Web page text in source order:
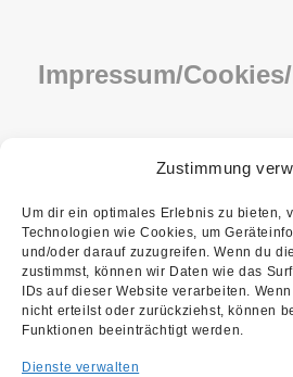
Zustimmung
Um dir ein optimales Erlebnis zu bieten,
Technologien wie Cookies, um
und/oder darauf zuzugreifen. Wenn du
zustimmst, können wir Daten wie das
IDs auf dieser Website verarbeiten.
nicht erteilst oder zurückziehst, können
Funktionen beeinträchtigt werden.
Dienste verwalten
Impressum/
DATENSCHUTZ